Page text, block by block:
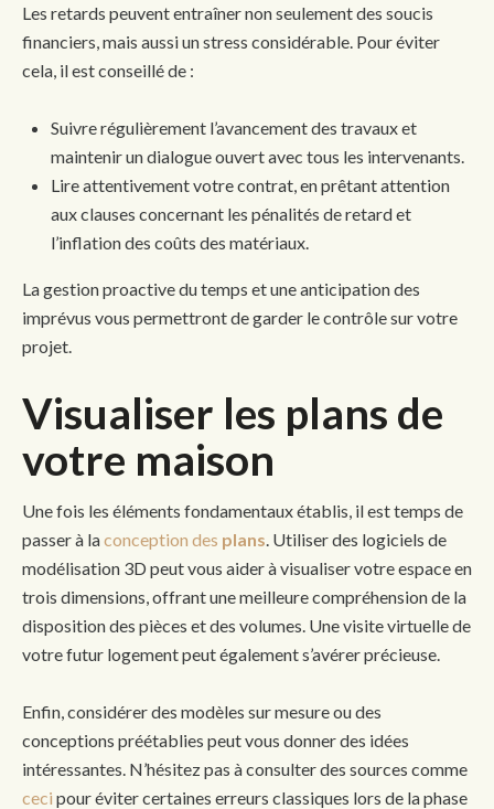
Les retards peuvent entraîner non seulement des soucis
financiers, mais aussi un stress considérable. Pour éviter
cela, il est conseillé de :
Suivre régulièrement l’avancement des travaux et
maintenir un dialogue ouvert avec tous les intervenants.
Lire attentivement votre contrat, en prêtant attention
aux clauses concernant les pénalités de retard et
l’inflation des coûts des matériaux.
La gestion proactive du temps et une anticipation des
imprévus vous permettront de garder le contrôle sur votre
projet.
Visualiser les plans de
votre maison
Une fois les éléments fondamentaux établis, il est temps de
passer à laconception des plans . Utiliser des logiciels de
modélisation 3D peut vous aider à visualiser votre espace en
trois dimensions, offrant une meilleure compréhension de la
disposition des pièces et des volumes. Une visite virtuelle de
votre futur logement peut également s’avérer précieuse.
Enfin, considérer des modèles sur mesure ou des
conceptions préétablies peut vous donner des idées
intéressantes. N’hésitez pas à consulter des sources comme
ceci pour éviter certaines erreurs classiques lors de la phase